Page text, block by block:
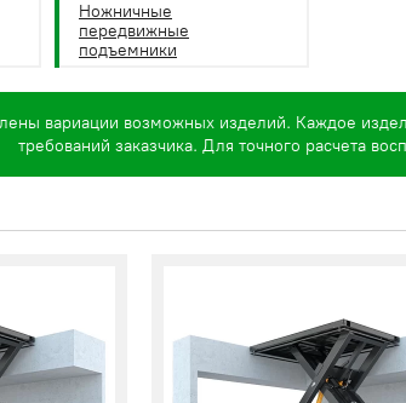
Ножничные
передвижные
подъемники
вариации возможных изделий. Каждое
требований заказчика. Для точного расчета